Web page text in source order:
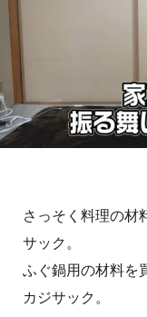
さっそく料理の材
サック。
ふぐ鍋用の材料を
カジサック。